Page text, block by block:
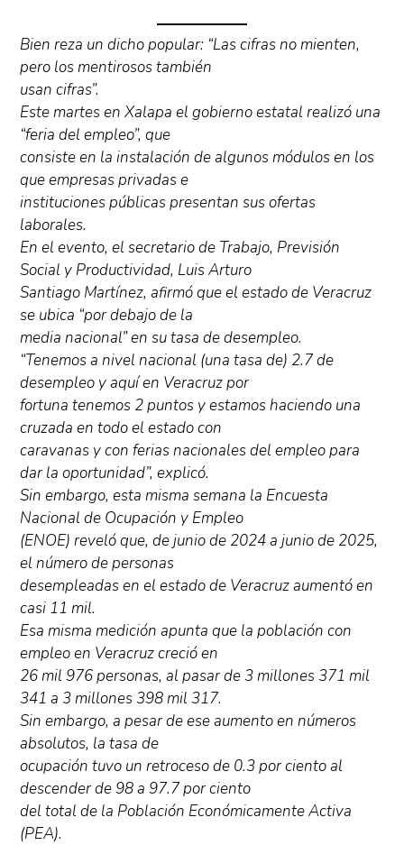
Bien reza un dicho popular: “Las cifras no mienten,
pero los mentirosos también
usan cifras”.
Este martes en Xalapa el gobierno estatal realizó una
“feria del empleo”, que
consiste en la instalación de algunos módulos en los
que empresas privadas e
instituciones públicas presentan sus ofertas
laborales.
En el evento, el secretario de Trabajo, Previsión
Social y Productividad, Luis Arturo
Santiago Martínez, afirmó que el estado de Veracruz
se ubica “por debajo de la
media nacional” en su tasa de desempleo.
“Tenemos a nivel nacional (una tasa de) 2.7 de
desempleo y aquí en Veracruz por
fortuna tenemos 2 puntos y estamos haciendo una
cruzada en todo el estado con
caravanas y con ferias nacionales del empleo para
dar la oportunidad”, explicó.
Sin embargo, esta misma semana la Encuesta
Nacional de Ocupación y Empleo
(ENOE) reveló que, de junio de 2024 a junio de 2025,
el número de personas
desempleadas en el estado de Veracruz aumentó en
casi 11 mil.
Esa misma medición apunta que la población con
empleo en Veracruz creció en
26 mil 976 personas, al pasar de 3 millones 371 mil
341 a 3 millones 398 mil 317.
Sin embargo, a pesar de ese aumento en números
absolutos, la tasa de
ocupación tuvo un retroceso de 0.3 por ciento al
descender de 98 a 97.7 por ciento
del total de la Población Económicamente Activa
(PEA).